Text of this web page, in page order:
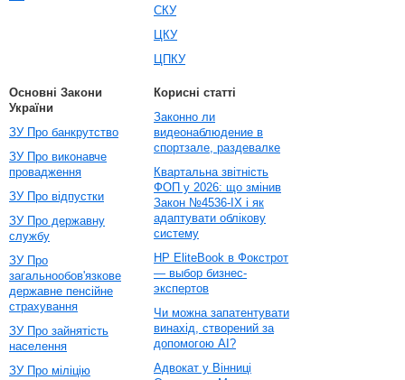
СКУ
ЦКУ
ЦПКУ
Основні Закони
України
ЗУ Про банкрутство
ЗУ Про виконавче
провадження
ЗУ Про відпустки
ЗУ Про державну
службу
ЗУ Про
загальнообов'язкове
державне пенсійне
страхування
ЗУ Про зайнятість
населення
ЗУ Про міліцію
Корисні статті
Законно ли
видеонаблюдение в
спортзале, раздевалке
Квартальна звітність
ФОП у 2026: що змінив
Закон №4536-IX і як
адаптувати облікову
систему
HP EliteBook в Фокстрот
— выбор бизнес-
экспертов
Чи можна запатентувати
винахід, створений за
допомогою AI?
Адвокат у Вінниці